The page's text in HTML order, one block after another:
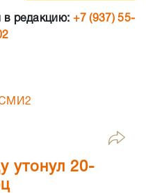
в редакцию: +7 (937) 55-
СМИ2
утонул 20-